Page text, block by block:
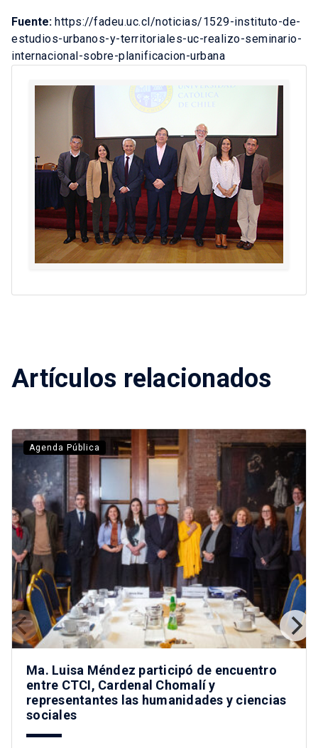
Fuente: https://fadeu.uc.cl/noticias/1529-instituto-de-
estudios-urbanos-y-territoriales-uc-realizo-seminario-
internacional-sobre-planificacion-urbana
Artículos relacionados
Agenda Pública
Ma. Luisa Méndez participó de encuentro
entre CTCI, Cardenal Chomalí y
representantes las humanidades y ciencias
sociales